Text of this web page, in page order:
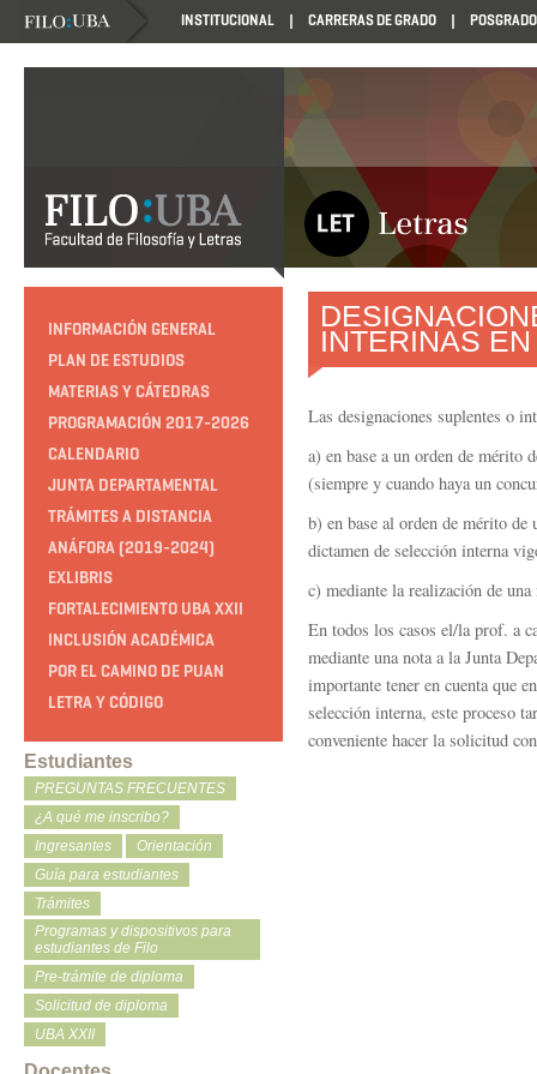
INSTITUCIONAL CARRERAS DE GRADO POSGRADO
INFORMACIÓN GENERAL
PLAN DE ESTUDIOS
MATERIAS Y CÁTEDRAS
PROGRAMACIÓN 2017-2026
CALENDARIO
JUNTA DEPARTAMENTAL
TRÁMITES A DISTANCIA
ANÁFORA (2019-2024)
EXLIBRIS
FORTALECIMIENTO UBA XXII
INCLUSIÓN ACADÉMICA
POR EL CAMINO DE PUAN
LETRA Y CÓDIGO
Estudiantes
PREGUNTAS FRECUENTES
¿A qué me inscribo?
Ingresantes
Orientación
Guía para estudiantes
Trámites
Programas y dispositivos para
estudiantes de Filo
Pre-trámite de diploma
Solicitud de diploma
UBA XXII
INTERINAS
Las designaciones suplentes o
a) en base a un orden de mérito
(siempre y cuando haya un
b) en base al orden de mérito de
dictamen de selección interna
c) mediante la realización de
En todos los casos el/la prof. a
mediante una nota a la Junta
importante tener en cuenta que
selección interna, este proceso
conveniente hacer la solicitud